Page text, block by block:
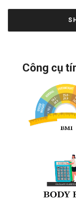
Công cụ